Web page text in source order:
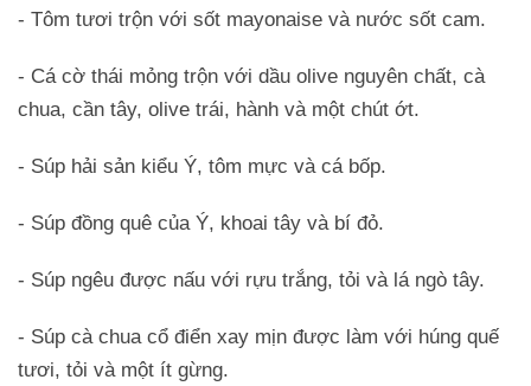
- Tôm tươi trộn với sốt mayonaise và nước sốt cam.
- Cá cờ thái mỏng trộn với dầu olive nguyên chất, cà
chua, cần tây, olive trái, hành và một chút ớt.
- Súp hải sản kiểu Ý, tôm mực và cá bốp.
- Súp đồng quê của Ý, khoai tây và bí đỏ.
- Súp ngêu được nấu với rựu trắng, tỏi và lá ngò tây.
- Súp cà chua cổ điển xay mịn được làm với húng quế
tươi, tỏi và một ít gừng.